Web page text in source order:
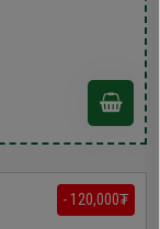
- 120,000₮